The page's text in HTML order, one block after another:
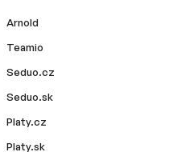
Arnold
Teamio
Seduo.cz
Seduo.sk
Platy.cz
Platy.sk